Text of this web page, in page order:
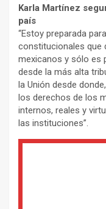
Karla Martínez
país
“Estoy preparada
constitucionales
mexicanos y sólo es
desde la más alta
la Unión desde
los derechos de los
internos, reales y
las instituciones”.